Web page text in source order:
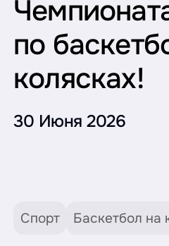
по
колясках!
30 Июня 2026
Спорт Баскетбол на